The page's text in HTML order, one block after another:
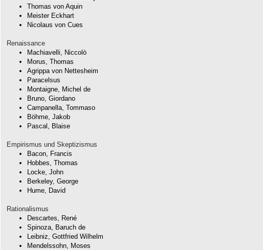
Thomas von Aquin
Meister Eckhart
Nicolaus von Cues
Renaissance
Machiavelli, Niccolò
Morus, Thomas
Agrippa von Nettesheim
Paracelsus
Montaigne, Michel de
Bruno, Giordano
Campanella, Tommaso
Böhme, Jakob
Pascal, Blaise
Empirismus und Skeptizismus
Bacon, Francis
Hobbes, Thomas
Locke, John
Berkeley, George
Hume, David
Rationalismus
Descartes, René
Spinoza, Baruch de
Leibniz, Gottfried Wilhelm
Mendelssohn, Moses